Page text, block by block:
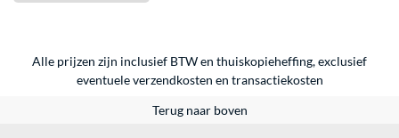
Alle prijzen zijn inclusief BTW en thuiskopieheffing, exclusief
eventueleverzendkosten en transactiekosten
Terug naar boven